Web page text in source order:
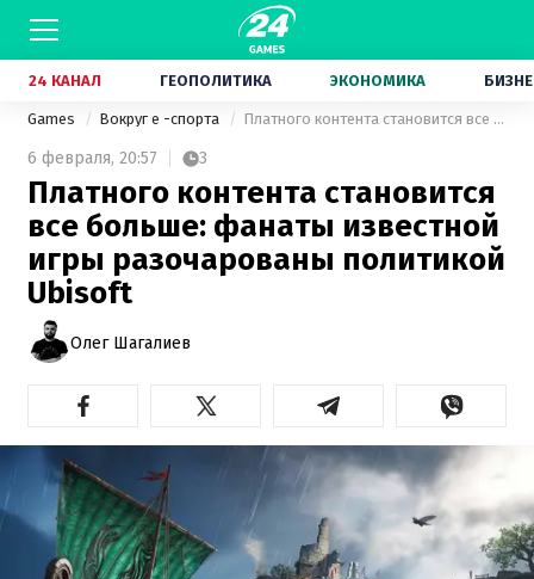
24 КАНАЛ ГЕОПОЛИТИКА ЭКОНОМИКА
Games Вокруг е -спорта Платного контента становится все больше: фанаты известной игры разочарованы политикой Ubisoft
6 февраля, 20:57 3
Платного контента становится
все больше: фанаты известной
игры разочарованы политикой
Ubisoft
Олег Шагалиев